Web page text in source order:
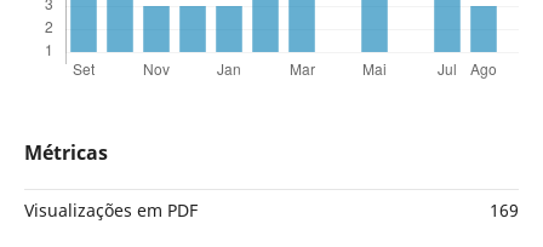
Métricas
Visualizações em PDF 169